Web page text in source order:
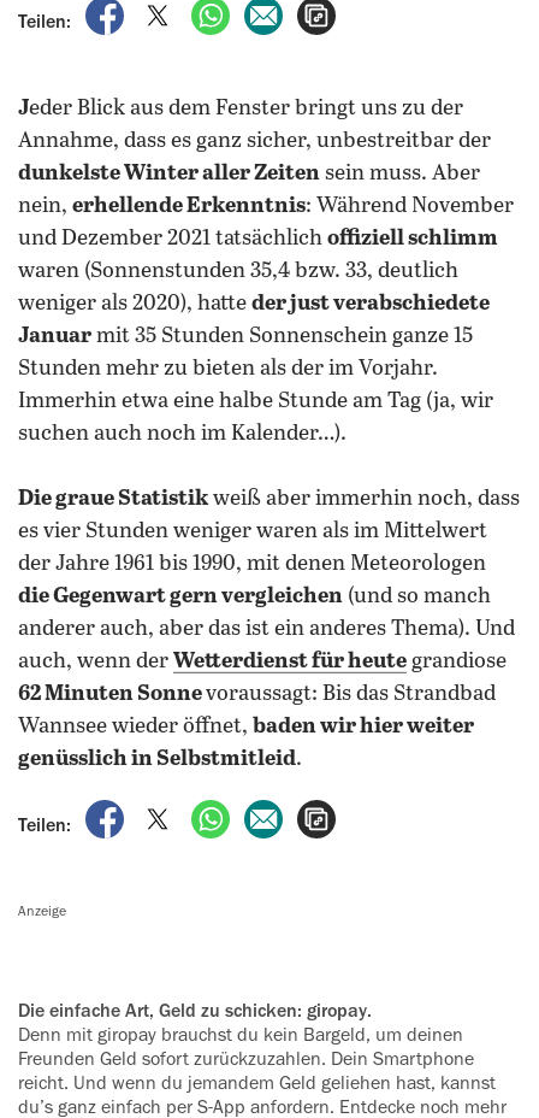
Teilen:
auf Facebook teilen
auf X teilenper WhatsApp teilen
per E-Mail teilen
Jeder Blick aus dem Fenster bringt uns zu der
Annahme, dass es ganz sicher, unbestreitbar der
dunkelste Winter aller Zeiten sein muss. Aber
nein, erhellende Erkenntnis: Während November
und Dezember 2021 tatsächlich offiziell schlimm
waren (Sonnenstunden 35,4 bzw. 33, deutlich
weniger als 2020), hatte der just verabschiedete
Januar mit 35 Stunden Sonnenschein ganze 15
Stunden mehr zu bieten als der im Vorjahr.
Immerhin etwa eine halbe Stunde am Tag (ja, wir
suchen auch noch im Kalender…).
Die graue Statistikweiß aber immerhin noch, dass
es vier Stunden weniger waren als im Mittelwert
der Jahre 1961 bis 1990, mit denen Meteorologen
die Gegenwart gern vergleichen (und so manch
anderer auch, aber das ist ein anderes Thema). Und
auch, wenn der Wetterdienst für heute grandiose
62 Minuten Sonnevoraussagt: Bis das Strandbad
Wannsee wieder öffnet, baden wir hier weiter
genüsslich in Selbstmitleid.
Teilen:
auf Facebook teilen
auf X teilenper WhatsApp teilen
per E-Mail teilen
Anzeige
Die einfache Art, Geld zu schicken: giropay.
Denn mit giropay brauchst du kein Bargeld, um deinen
Freunden Geld sofort zurückzuzahlen. Dein Smart­phone
reicht. Und wenn du jemandem Geld geliehen hast, kannst
du’s ganz einfach per S‍-‍App anfordern. Entdecke noch mehr